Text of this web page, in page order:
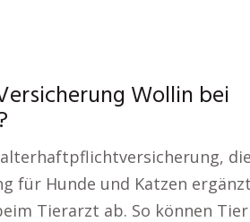
Wollin bei
für Hunde und Katzen
Tierarzt ab. So können